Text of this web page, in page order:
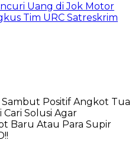
Uang di Jok Motor
Tim URC Satreskrim